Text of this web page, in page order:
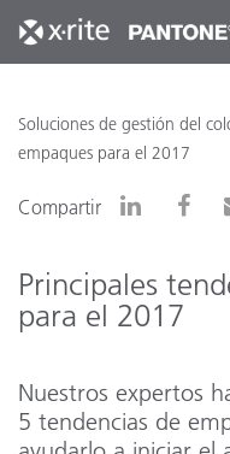
Soluciones de gestión del
empaques para el 2017
Compartir
Principales
para el 2017
Nuestros expertos
5 tendencias de